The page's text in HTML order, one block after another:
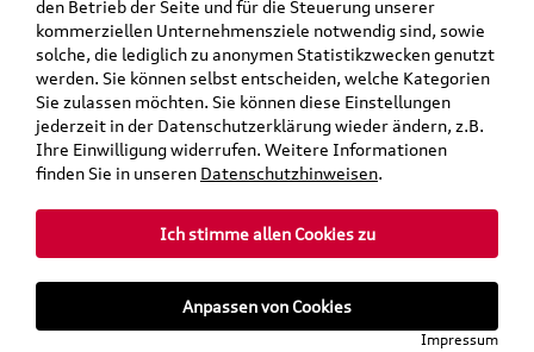
Verkauf:
Mo. - Fr. 08:00 - 19:00 Uhr Sa. 09:00 - 13:00 Uhr
Service:Mo. - Fr. 06:00 - 20:00 Uhr Sa. 08:00 - 13:00 Uhr
Jetzt sparen bei unseren
Dachboxen!
Grundträger zum Schnäppchenpreis
den Betrieb der Seite und für die Steuerung unserer
kommerziellen Unternehmensziele notwendig sind, sowie
solche, die lediglich zu anonymen Statistikzwecken genutzt
werden. Sie können selbst entscheiden, welche Kategorien
Sie zulassen möchten. Sie können diese Einstellungen
jederzeit in der Datenschutzerklärung wieder ändern, z.B.
Ihre Einwilligung widerrufen. Weitere Informationen
finden Sie in unseren Datenschutzhinweisen.
Ich stimme allen Cookies zu
Anpassen von Cookies
Impressum